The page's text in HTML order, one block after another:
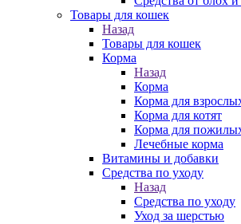
Товары для кошек
Назад
Товары для кошек
Корма
Назад
Корма
Корма для
Корма для котят
Корма для
Лечебные корма
Витамины и добавки
Средства по уходу
Назад
Средства по уходу
Уход за шерстью